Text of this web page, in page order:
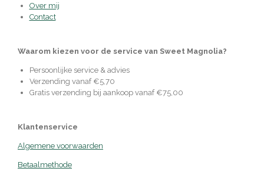
Over mij
Contact
Waarom kiezen voor de service van Sweet Magnolia?
Persoonlijke service & advies
Verzending vanaf €5,70
Gratis verzending bij aankoop vanaf €75,00
Klantenservice
Algemene voorwaarden
Betaalmethode